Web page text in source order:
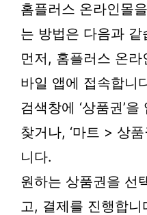
홈플러스 온라인몰
는 방법은 다음과 같
먼저, 홈플러스 온
바일 앱에 접속합니
검색창에 ‘상품권’
찾거나, ‘마트 > 상
니다.
원하는 상품권을 선
고, 결제를 진행합니